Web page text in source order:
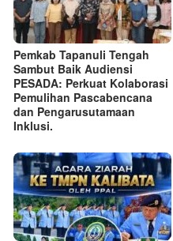
Pemkab Tapanuli Tengah
Sambut Baik Audiensi
PESADA: Perkuat Kolaborasi
Pemulihan Pascabencana
dan Pengarusutamaan
Inklusi.